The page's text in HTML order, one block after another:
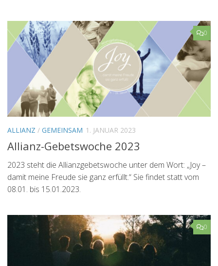
0
ALLIANZ / GEMEINSAM 1. JANUAR 2023
Allianz-Gebetswoche 2023
2023 steht die Allianzgebetswoche unter dem Wort: „Joy –
damit meine Freude sie ganz erfüllt.“ Sie findet statt vom
08.01. bis 15.01.2023.
0